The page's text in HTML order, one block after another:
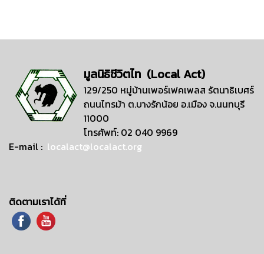
มูลนิธิชีวิตไท (Local Act)
129/250 หมู่บ้านเพอร์เฟคเพลส รัตนาธิเบศร์
ถนนไทรม้า ต.บางรักน้อย อ.เมือง จ.นนทบุรี
11000
โทรศัพท์: 02 040 9969
E-mail : localact@localact.org
ติดตามเราได้ที่